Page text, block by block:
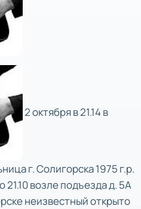
2 октября в 21.14 в
г. Солигорска 1975 г.р.
21.10 возле подъезда д. 5А
неизвестный открыто